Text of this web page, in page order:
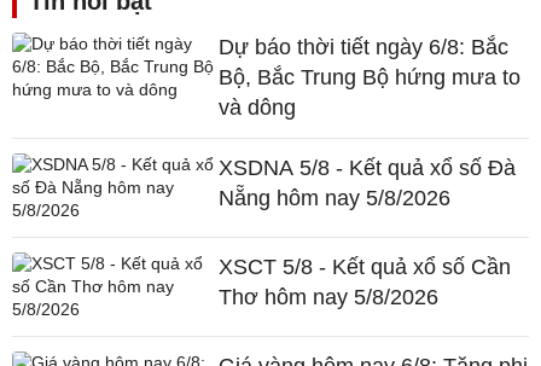
Dự báo thời tiết ngày 6/8: Bắc
Bộ, Bắc Trung Bộ hứng mưa to
và dông
XSDNA 5/8 - Kết quả xổ số Đà
Nẵng hôm nay 5/8/2026
XSCT 5/8 - Kết quả xổ số Cần
Thơ hôm nay 5/8/2026